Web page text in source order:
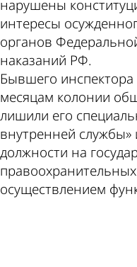
нарушены
интересы
органов
наказаний РФ.
Бывшего
месяцам колонии
лишили его
внутренней службы»
должности на
осуществлением